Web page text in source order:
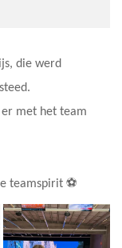
die werd
met het team
teamspirit ⚽️